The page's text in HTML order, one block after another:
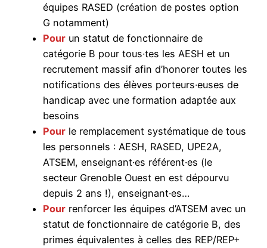
équipes RASED (création de postes option
G notamment)
Pour un statut de fonctionnaire de
catégorie B pour tous·tes les AESH et un
recrutement massif afin d’honorer toutes les
notifications des élèves porteurs·euses de
handicap avec une formation adaptée aux
besoins
Pour le remplacement systématique de tous
les personnels : AESH, RASED, UPE2A,
ATSEM, enseignant·es référent·es (le
secteur Grenoble Ouest en est dépourvu
depuis 2 ans !), enseignant·es…
Pour renforcer les équipes d’ATSEM avec un
statut de fonctionnaire de catégorie B, des
primes équivalentes à celles des REP/REP+